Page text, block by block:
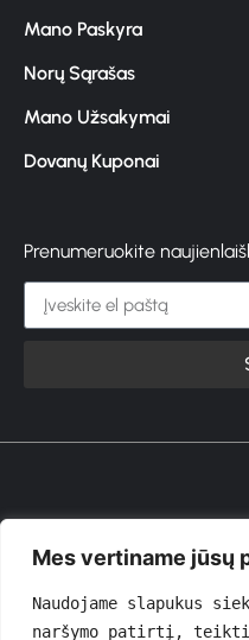
Mes vertiname jūsų
Naudojame slapukus
naršymo patirtį, teikti
Mano Paskyra
Norų Sąrašas
Mano Užsakymai
Dovanų Kuponai
Prenumeruokite
© 2026 GROŽIOVITA